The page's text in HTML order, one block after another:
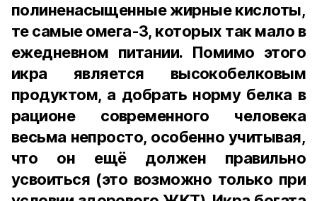
полиненасыщенные жирные кислоты,
те самые омега-3, которых так мало в
ежедневном питании. Помимо этого
икра является высокобелковым
продуктом, а добрать норму белка в
рационе современного человека
весьма непросто, особенно учитывая,
что он ещё должен правильно
усвоиться (это возможно только при